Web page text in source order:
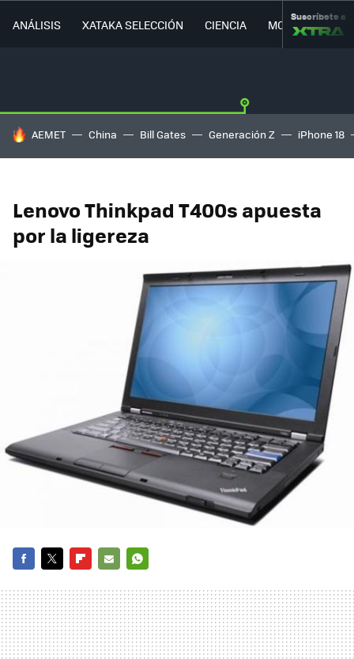
ANÁLISIS XATAKA SELECCIÓN CIENCIA MOVILIDAD
Suscríbete a
HOY SE HABLA DE
AEMET China Bill Gates Generación Z iPhone 18
Lenovo Thinkpad T400s apuesta
por la ligereza
MAIL